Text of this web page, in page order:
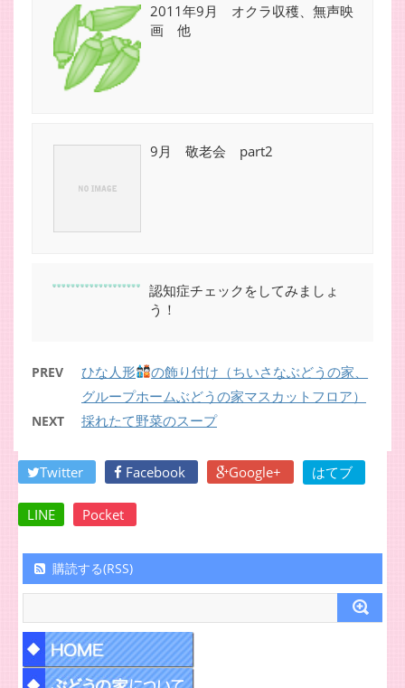
2011年9月 オクラ収穫、無声映
画 他
9月 敬老会 part2
認知症チェックをしてみましょ
う！
PREV ひな人形
の飾り付け（ちいさなぶどうの家、
グループホームぶどうの家マスカットフロア）
NEXT 採れたて野菜のスープ
Twitter Facebook Google+ はてブ
LINE Pocket
購読する(RSS)